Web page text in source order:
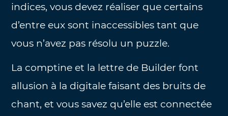
indices, vous devez réaliser que certains
d’entre eux sont inaccessibles tant que
vous n’avez pas résolu un puzzle.
La comptine et la lettre de Builder font
allusion à la digitale faisant des bruits de
chant, et vous savez qu’elle est connectée